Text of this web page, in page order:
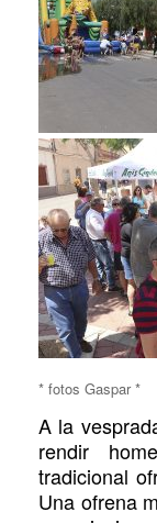
* fotos Gaspar *
A la
rendir
tradicional
Una ofrena